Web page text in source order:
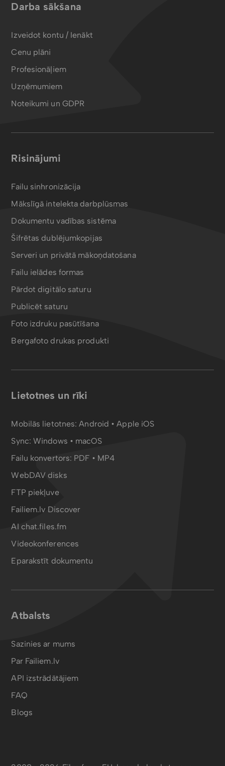
Darba sākšana
Izveidot kontu / Ienākt
Cenu plāni
Profesionāļiem
Uzņēmumiem
Noteikumi un GDPR
Risinājumi
Failu sinhronizācija
Mākslīgā intelekta darbplūsmas
Dokumentu vadības sistēma
Šifrētas dublējumkopijas
Serveri un privātā mākoņdatošana
Failu ielādes formas
Pārdot digitālo saturu
Publicēt saturu
Foto izdruku pasūtīšana
Bergafoto drukas produkti
Lietotnes un rīki
Mobilās lietotnes:Android •Apple iOS
Sync:Windows • macOS
Failu konvertors: PDF • MP4
WebDAV disks
FTP piekļuve
Failiem.lv Discover
AI chat.files.fm
Videokonferences
Eparakstīt dokumentu
Atbalsts
Sazinies ar mums
Par Failiem.lv
API izstrādātājiem
FAQ
Blogs